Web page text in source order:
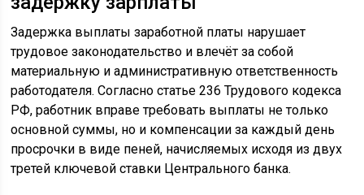
Задержка выплаты заработной платы нарушает
трудовое законодательство и влечёт за собой
материальную и административную ответственность
работодателя. Согласно статье 236 Трудового кодекса
РФ, работник вправе требовать выплаты не только
основной суммы, но и компенсации за каждый день
просрочки в виде пеней, начисляемых исходя из двух
третей ключевой ставки Центрального банка.